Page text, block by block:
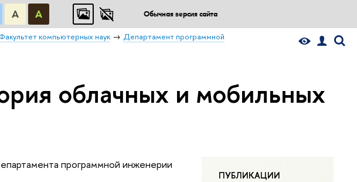
А А Обычная версия сайта
Факультет компьютерных наук
Департамент программной
облачных и мобильных
ПУБЛИКАЦИИ
программной инженерии